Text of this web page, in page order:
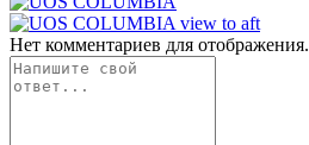
Нет комментариев для отображения.